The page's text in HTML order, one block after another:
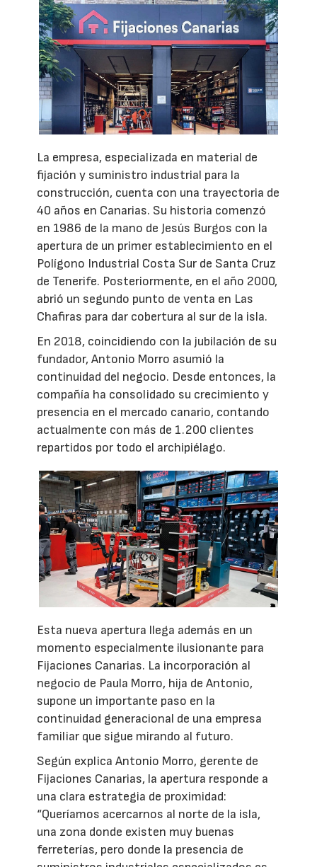
La empresa, especializada en material de
fijación y suministro industrial para la
construcción, cuenta con una trayectoria de
40 años en Canarias. Su historia comenzó
en 1986 de la mano de Jesús Burgos con la
apertura de un primer establecimiento en el
Polígono Industrial Costa Sur de Santa Cruz
de Tenerife. Posteriormente, en el año 2000,
abrió un segundo punto de venta en Las
Chafiras para dar cobertura al sur de la isla.
En 2018, coincidiendo con la jubilación de su
fundador, Antonio Morro asumió la
continuidad del negocio. Desde entonces, la
compañía ha consolidado su crecimiento y
presencia en el mercado canario, contando
actualmente con más de 1.200 clientes
repartidos por todo el archipiélago.
Esta nueva apertura llega además en un
momento especialmente ilusionante para
Fijaciones Canarias. La incorporación al
negocio de Paula Morro, hija de Antonio,
supone un importante paso en la
continuidad generacional de una empresa
familiar que sigue mirando al futuro.
Según explica Antonio Morro, gerente de
Fijaciones Canarias, la apertura responde a
una clara estrategia de proximidad:
“Queríamos acercarnos al norte de la isla,
una zona donde existen muy buenas
ferreterías, pero donde la presencia de